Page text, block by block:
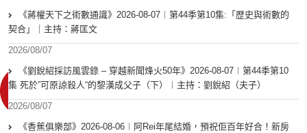
《蔣權天下之術數通識》2026-08-07︱第44季第10集:「歴史與術數的
契合」｜主持：蔣匡文
2026/08/07
《劉銳紹採訪風雲錄 – 穿越新聞烽火50年》2026-08-07︱第44季第10
集 死於”可原諒殺人“的黎漢成父子（下）︱主持：劉銳紹（夫子）
2026/08/07
《香蕉俱樂部》2026-08-06︱阿Rei年尾結婚，預祝佢百年好合！新房